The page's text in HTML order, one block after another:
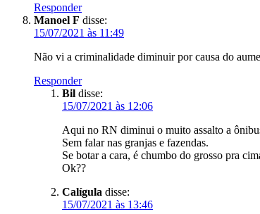
Responder
Manoel F disse:
15/07/2021 às 11:49
Não vi a criminalidade diminuir por causa do
Responder
Bil disse:
15/07/2021 às 12:06
Aqui no RN diminui o muito assalto a
Sem falar nas granjas e fazendas.
Se botar a cara, é chumbo do grosso pra
Ok??
Calígula disse:
15/07/2021 às 13:46